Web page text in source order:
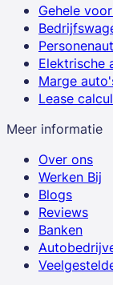
Gehele
Elektrische
Marge
Lease
Meer informatie
Over ons
Werken Bij
Blogs
Reviews
Banken